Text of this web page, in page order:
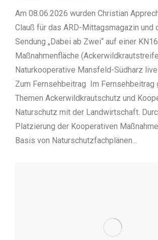
Am 08.06.2026 wurden Christian
Clauß für das ARD-Mittagsmagazin und
Sendung „Dabei ab Zwei“ auf einer KN16
Maßnahmenfläche
Naturkooperative Mansfeld-Südharz
Zum Fernsehbeitrag Im Fernsehbeitrag
Themen Ackerwildkrautschutz und
Naturschutz mit der Landwirtschaft.
Platzierung der Kooperativen
Basis von Naturschutzfachplänen…